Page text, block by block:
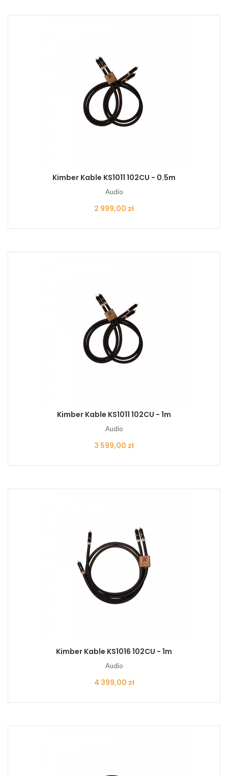
Kimber Kable KS1011 102CU - 0.5m
Audio
Cena
2 999,00 zł
Kimber Kable KS1011 102CU - 1m
Audio
Cena
3 599,00 zł
Kimber Kable KS1016 102CU - 1m
Audio
Cena
4 399,00 zł